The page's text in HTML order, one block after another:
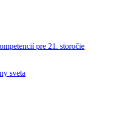
pre 21. storočie
sveta